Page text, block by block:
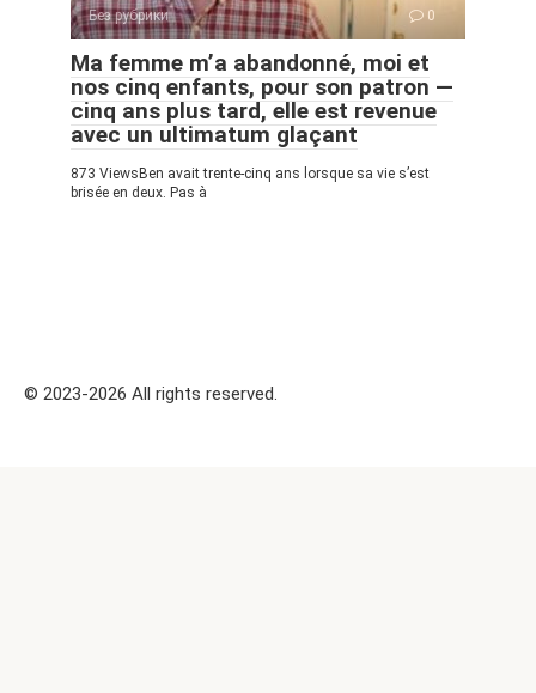
Без рубрики 0
Ma femme m’a abandonné, moi et
nos cinq enfants, pour son patron —
cinq ans plus tard, elle est revenue
avec un ultimatum glaçant
873 ViewsBen avait trente-cinq ans lorsque sa vie s’est
brisée en deux. Pas à
© 2023-2026 All rights reserved.